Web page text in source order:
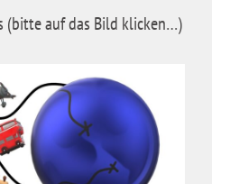
(bitte auf das Bild klicken…)